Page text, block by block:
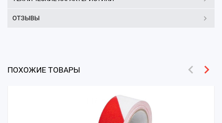
ОТЗЫВЫ
ПОХОЖИЕ ТОВАРЫ